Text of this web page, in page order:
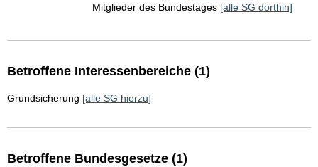
Mitglieder des Bundestages [alle SG dorthin]
Betroffene Interessenbereiche (1)
Grundsicherung [alle SG hierzu]
Betroffene Bundesgesetze (1)